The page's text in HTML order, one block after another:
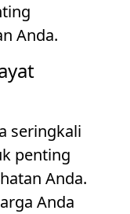
Anda.
seringkali
penting
Anda.
Anda